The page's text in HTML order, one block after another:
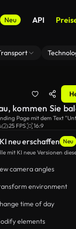
Neu API
neu erschaffen
Neu
mit KI neue Versionen
camera angles
environment
time of day
elements
kommen Sie
Page mit dem Text
25 FPS 16:9